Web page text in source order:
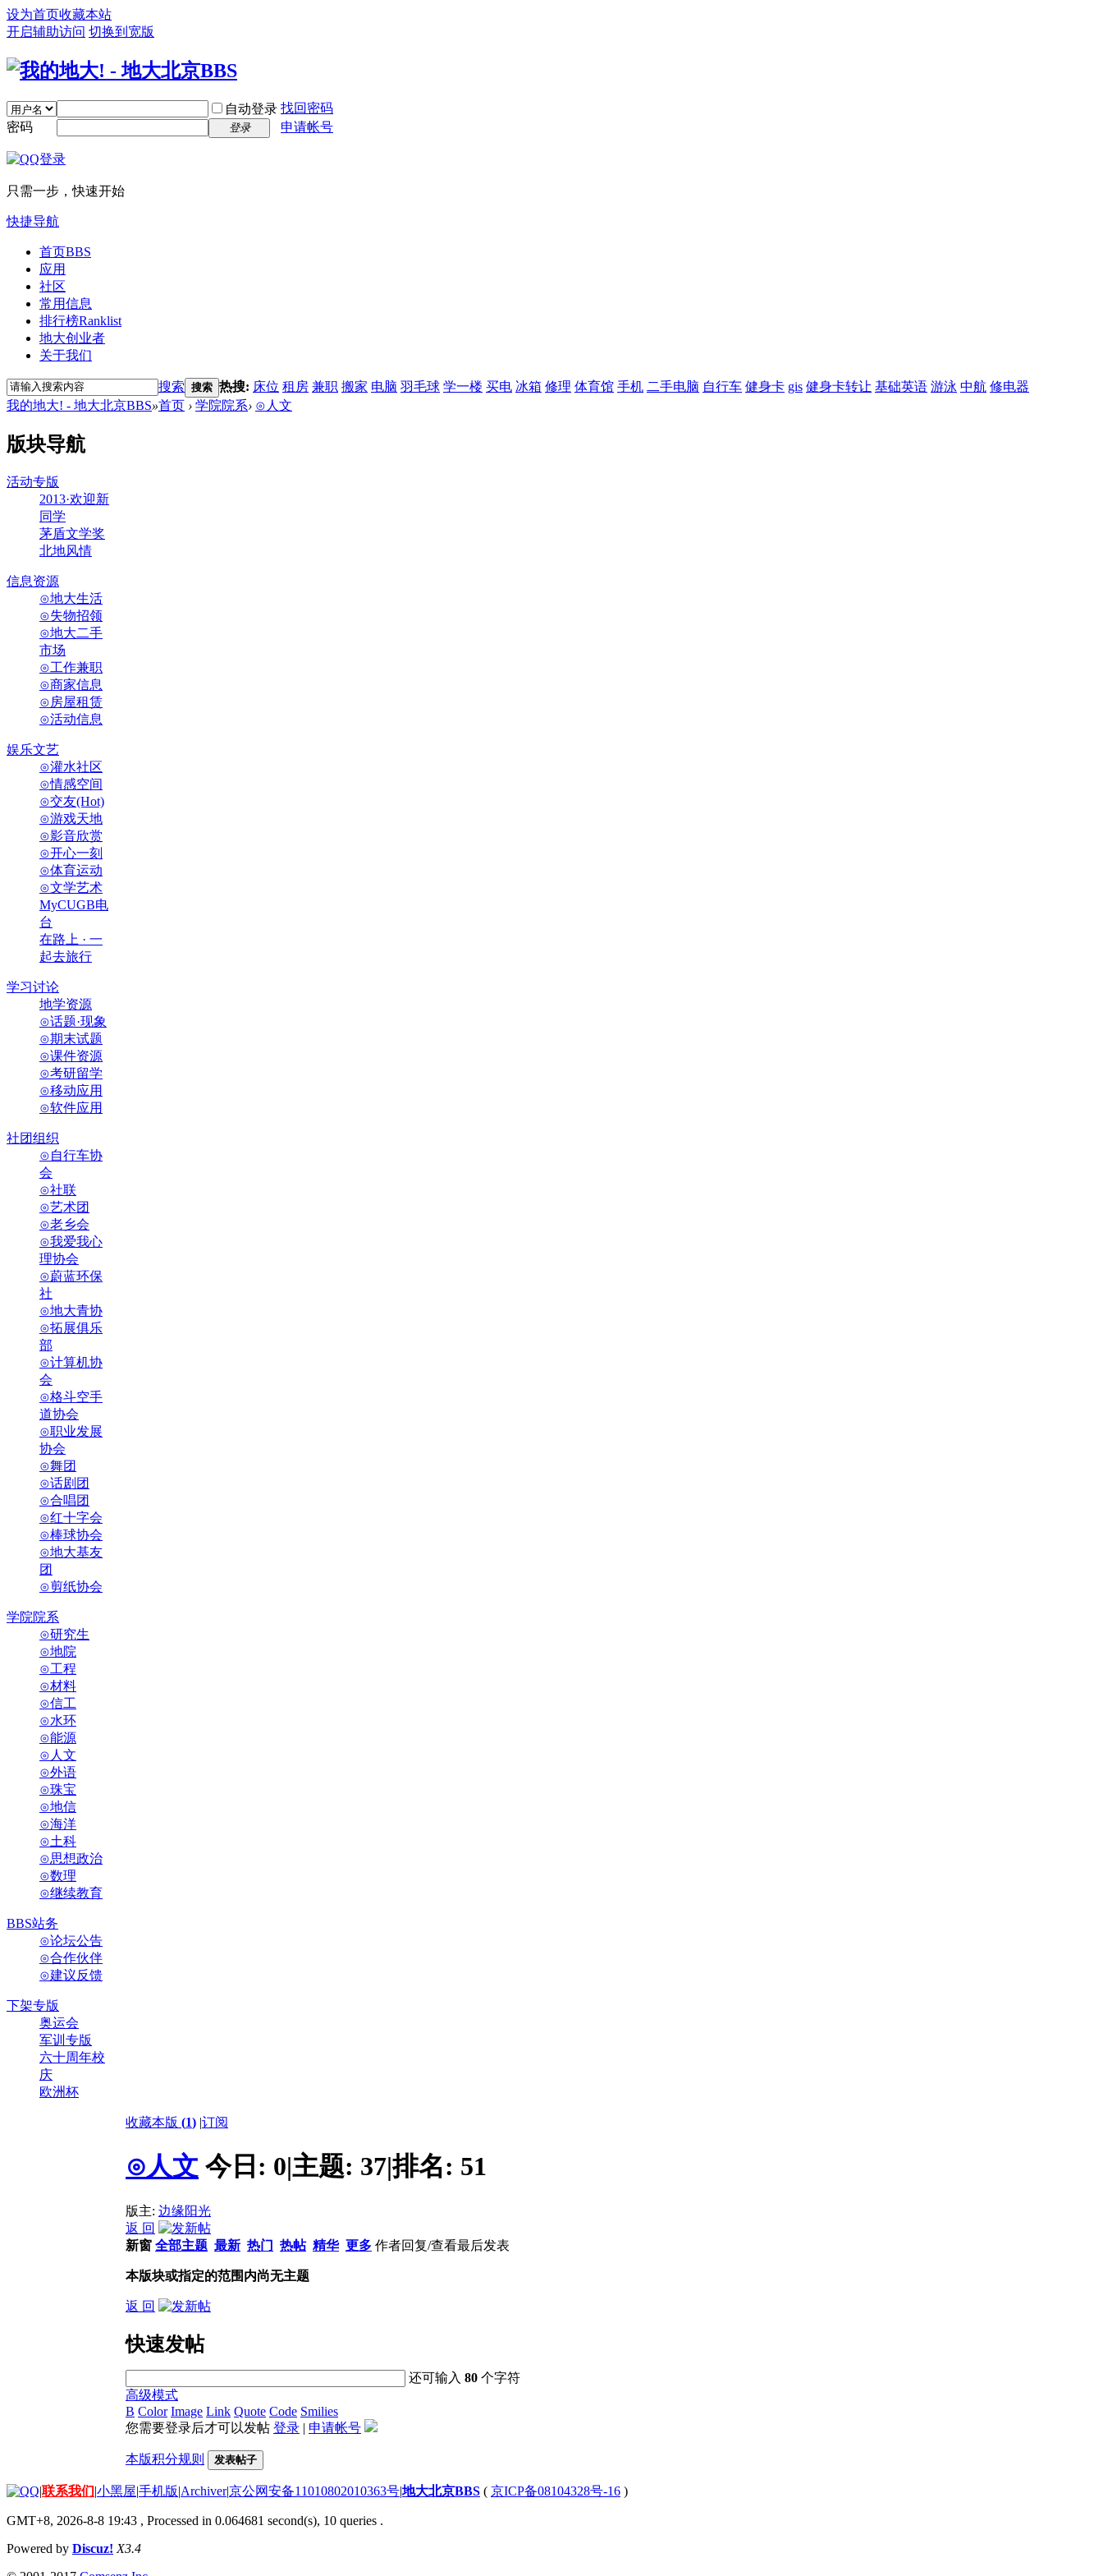
设为首页收藏本站
开启辅助访问 切换到宽版
自动登录 找回密码
密码
登录 申请帐号
只需一步，快速开始
快捷导航
首页BBS
应用
社区
常用信息
排行榜Ranklist
地大创业者
关于我们
搜索 搜索 热搜: 床位 租房 兼职 搬家 电脑 羽毛球 学一楼 买电 冰箱 修理 体育馆 手机 二手电脑 自行车 健身卡 gis 健身卡转让 基础英语 游泳 中航 修电器
我的地大! - 地大北京BBS»首页 › 学院院系› ⊙人文
版块导航
活动专版
2013·欢迎新
同学
茅盾文学奖
北地风情
信息资源
⊙地大生活
⊙失物招领
⊙地大二手
市场
⊙工作兼职
⊙商家信息
⊙房屋租赁
⊙活动信息
娱乐文艺
⊙灌水社区
⊙情感空间
⊙交友(Hot)
⊙游戏天地
⊙影音欣赏
⊙开心一刻
⊙体育运动
⊙文学艺术
MyCUGB电
台
在路上 · 一
起去旅行
学习讨论
地学资源
⊙话题·现象
⊙期末试题
⊙课件资源
⊙考研留学
⊙移动应用
⊙软件应用
社团组织
⊙自行车协
会
⊙社联
⊙艺术团
⊙老乡会
⊙我爱我心
理协会
⊙蔚蓝环保
社
⊙地大青协
⊙拓展俱乐
部
⊙计算机协
会
⊙格斗空手
道协会
⊙职业发展
协会
⊙舞团
⊙话剧团
⊙合唱团
⊙红十字会
⊙棒球协会
⊙地大基友
团
⊙剪纸协会
学院院系
⊙研究生
⊙地院
⊙工程
⊙材料
⊙信工
⊙水环
⊙能源
⊙人文
⊙外语
⊙珠宝
⊙地信
⊙海洋
⊙土科
⊙思想政治
⊙数理
⊙继续教育
BBS站务
⊙论坛公告
⊙合作伙伴
⊙建议反馈
下架专版
奥运会
军训专版
六十周年校
庆
欧洲杯
收藏本版 (1) |订阅
⊙人文 今日: 0|主题: 37|排名: 51
版主: 边缘阳光
返 回
新窗 全部主题 最新 热门 热帖 精华 更多 作者回复/查看最后发表
本版块或指定的范围内尚无主题
返 回
快速发帖
还可输入80 个字符
高级模式
B Color Image Link Quote Code Smilies
您需要登录后才可以发帖 登录 | 申请帐号
本版积分规则 发表帖子
|联系我们|小黑屋|手机版|Archiver|京公网安备11010802010363号|地大北京BBS ( 京ICP备08104328号-16 )
GMT+8, 2026-8-8 19:43 , Processed in 0.064681 second(s), 10 queries .
Powered by Discuz! X3.4